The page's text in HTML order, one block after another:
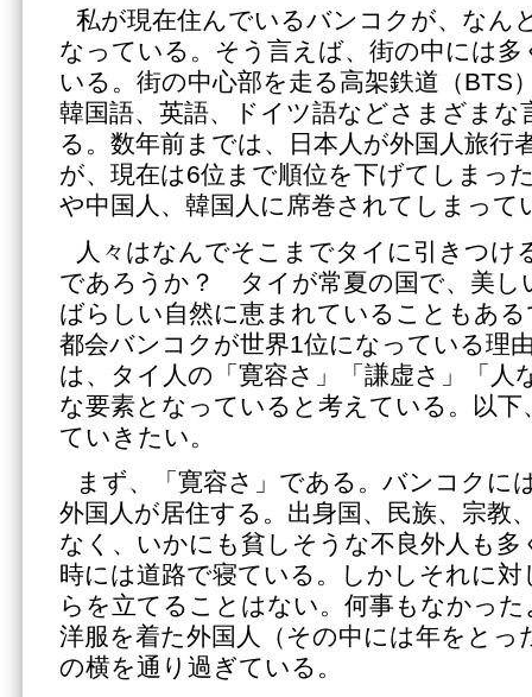
私が現在住んでいるバンコクが、なん
なっている。そう言えば、街の中には多
いる。街の中心部を走る高架鉄道（BTS
韓国語、英語、ドイツ語などさまざまな
る。数年前までは、日本人が外国人旅行
が、現在は6位まで順位を下げてしまっ
や中国人、韓国人に席巻されてしまって
人々はなんでそこまでタイに引きつけ
であろうか？ タイが常夏の国で、美し
ばらしい自然に恵まれていることもあ
都会バンコクが世界1位になっている理
は、タイ人の「寛容さ」「謙虚さ」「人
な要素となっていると考えている。以
ていきたい。
まず、「寛容さ」である。バンコクに
外国人が居住する。出身国、民族、宗教
なく、いかにも貧しそうな不良外人も
時には道路で寝ている。しかしそれに
らを立てることはない。何事もなかっ
洋服を着た外国人（その中には年をとっ
の横を通り過ぎている。